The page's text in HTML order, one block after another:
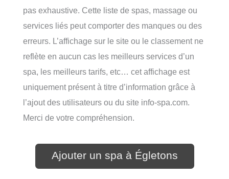
pas exhaustive. Cette liste de spas, massage ou
services liés peut comporter des manques ou des
erreurs. L’affichage sur le site ou le classement ne
reflète en aucun cas les meilleurs services d’un
spa, les meilleurs tarifs, etc… cet affichage est
uniquement présent à titre d’information grâce à
l’ajout des utilisateurs ou du site info-spa.com.
Merci de votre compréhension.
Ajouter un spa à Égletons